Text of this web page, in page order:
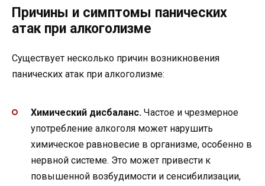
Причины и симптомы панических
атак при алкоголизме
Существует несколько причин возникновения
панических атак при алкоголизме:
Химический дисбаланс. Частое и чрезмерное
употребление алкоголя может нарушить
химическое равновесие в организме, особенно в
нервной системе. Это может привести к
повышенной возбудимости и сенсибилизации,